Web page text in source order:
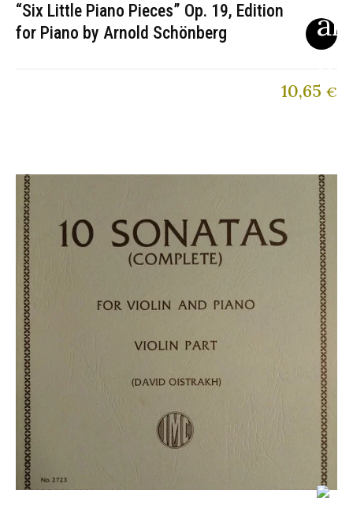
“Six Little Piano Pieces” Op. 19, Edition
for Piano by Arnold Schönberg
10,65 €